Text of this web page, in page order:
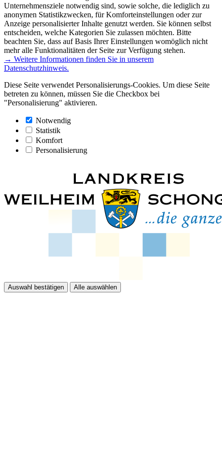
Unternehmensziele notwendig sind, sowie solche, die lediglich zu
anonymen Statistikzwecken, für Komforteinstellungen oder zur
Anzeige personalisierter Inhalte genutzt werden. Sie können selbst
entscheiden, welche Kategorien Sie zulassen möchten. Bitte
beachten Sie, dass auf Basis Ihrer Einstellungen womöglich nicht
mehr alle Funktionalitäten der Seite zur Verfügung stehen.
→ Weitere Informationen finden Sie in unserem
Datenschutzhinweis.
Diese Seite verwendet Personalisierungs-Cookies. Um diese Seite
betreten zu können, müssen Sie die Checkbox bei
"Personalisierung" aktivieren.
Notwendig
Statistik
Komfort
Personalisierung
Auswahl bestätigen Alle auswählen